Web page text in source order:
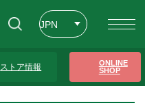
JPN
ストア情報
ONLINE
SHOP
お正月ハスアレンジ